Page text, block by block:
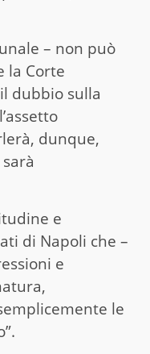
– non può
la Corte
dubbio sulla
dunque,
e
di Napoli che –
e
le